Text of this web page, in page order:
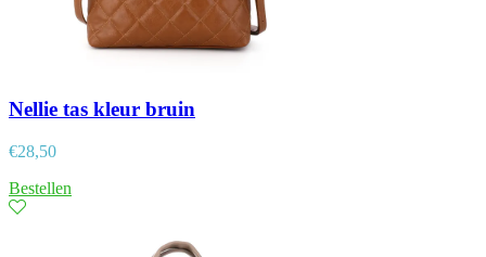
Nellie tas kleur bruin
€28,50
Bestellen